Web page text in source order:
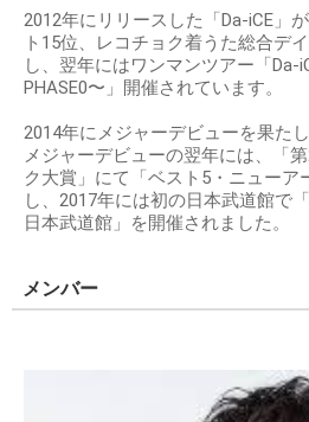
2012年にリリースした「Da-iCE」
ト15位、レコチョク着うた総合デ
し、翌年にはワンマンツアー「Da-
PHASE0〜」開催されています。
2014年にメジャーデビューを果たし
メジャーデビューの翌年には、「
ク大賞」にて「ベスト5・ニューア
し、2017年には初の日本武道館で
日本武道館」を開催されました。
メンバー